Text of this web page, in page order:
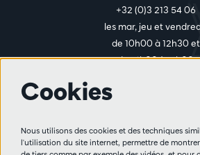
+32 (0)3 213 54 06
les mar, jeu et
de 10h00 à 12h30 et
de 14h00 à 17h00
Règlement des
Cookies
Nous utilisons des cookies et des techniques
l'utilisation du site internet, permettre de